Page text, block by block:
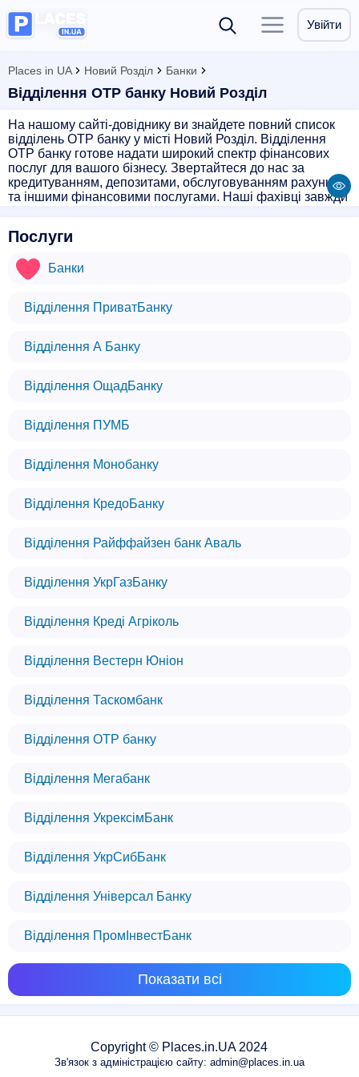
Увійти
Places in UA Новий Розділ Банки
Відділення OTP банку Новий Розділ
На нашому сайті-довіднику ви знайдете повний список
відділень OTP банку у місті Новий Розділ. Відділення
OTP банку готове надати широкий спектр фінансових
послуг для вашого бізнесу. Звертайтеся до нас за
кредитуванням, депозитами, обслуговуванням рахунків
та іншими фінансовими послугами. Наші фахівці завжди
відділення OTP банку у місті Новий Розділ для
підходу до кожного клієнта.
Послуги
Банки
Відділення ПриватБанку
Відділення А Банку
Відділення ОщадБанку
Відділення ПУМБ
Відділення Монобанку
Відділення КредоБанку
Відділення Райффайзен банк Аваль
Відділення УкрГазБанку
Відділення Креді Агріколь
Відділення Вестерн Юніон
Відділення Таскомбанк
Відділення OTP банку
Відділення Мегабанк
Відділення УкрексімБанк
Відділення УкрСибБанк
Відділення Універсал Банку
Відділення ПромІнвестБанк
Показати всі
Copyright © Places.in.UA 2024
Зв'язок з адміністрацією сайту: admin@places.in.ua